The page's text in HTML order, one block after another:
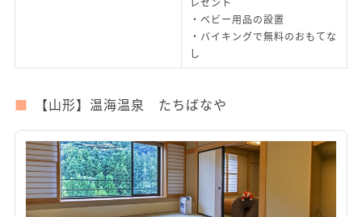
・ベビー用品の設置
・バイキングで無料のおもてな
し
【山形】温海温泉 たちばなや